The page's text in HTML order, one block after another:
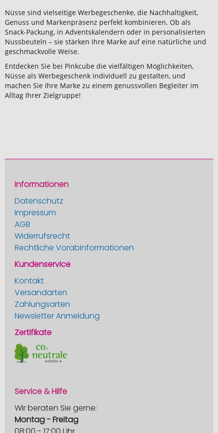
Nüsse sind vielseitige Werbegeschenke, die Nachhaltigkeit,
Genuss und Markenpräsenz perfekt kombinieren. Ob als
Snack-Packung, in Adventskalendern oder in personalisierten
Nussbeuteln – sie stärken Ihre Marke auf eine natürliche und
geschmackvolle Weise.
Entdecken Sie bei Pinkcube die vielfältigen Möglichkeiten,
Nüsse als Werbegeschenk individuell zu gestalten, und
machen Sie Ihre Marke zu einem genussvollen Begleiter im
Alltag Ihrer Zielgruppe!
Informationen
Datenschutz
Impressum
AGB
Widerrufsrecht
Rechtliche Vorabinformationen
Kundenservice
Kontakt
Versandarten
Zahlungsarten
Newsletter Anmeldung
Zertifikate
Service & Hilfe
Wir beraten Sie gerne:
Montag - Freitag